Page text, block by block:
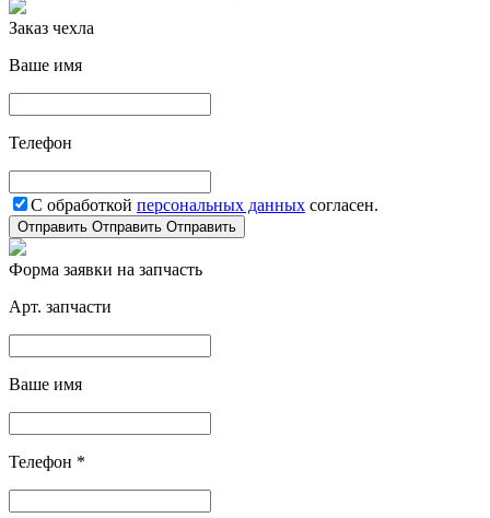
Заказ чехла
Ваше имя
Телефон
С обработкой персональных данных согласен.
Отправить Отправить Отправить
Форма заявки на запчасть
Арт. запчасти
Ваше имя
Телефон *